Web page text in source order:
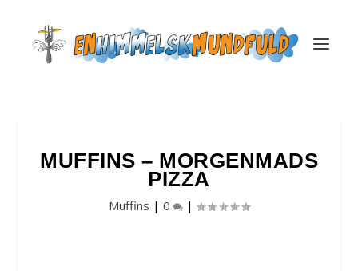
MUFFINS – MORGENMADS
PIZZA
Muffins | 0 |